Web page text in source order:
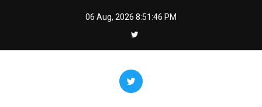
06 Aug, 2026 8:51:46 PM